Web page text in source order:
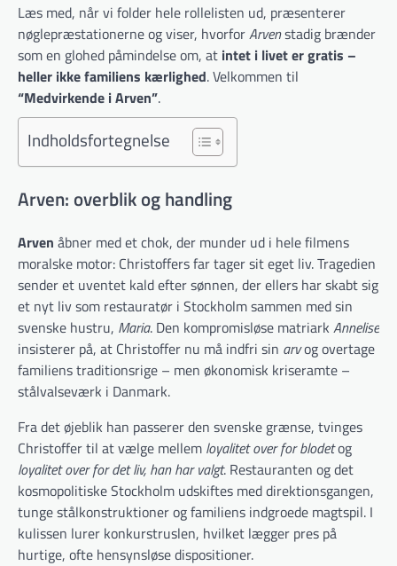
Læs med, når vi folder hele rollelisten ud, præsenterer
nøglepræstationerne og viser, hvorforArvenstadig brænder
som en glohed påmindelse om, at intet i livet er gratis –
heller ikke familiens kærlighed. Velkommen til
“Medvirkende i Arven”.
Indholdsfortegnelse
Arven: overblik og handling
Arven åbner med et chok, der munder ud i hele filmens
moralske motor: Christoffers far tager sit eget liv. Tragedien
sender et uventet kald efter sønnen, der ellers har skabt sig
et nyt liv som restauratør i Stockholm sammen med sin
svenske hustru, Maria. Den kompromisløse matriark Annelise
insisterer på, at Christoffer nu må indfri sin arvog overtage
familiens traditionsrige – men økonomisk kriseramte –
stålvalseværk i Danmark.
Fra det øjeblik han passerer den svenske grænse, tvinges
Christoffer til at vælge mellem loyalitet over for blodetog
loyalitet over for det liv, han har valgt. Restauranten og det
kosmopolitiske Stockholm udskiftes med direktionsgangen,
tunge stålkonstruktioner og familiens indgroede magtspil. I
kulissen lurer konkurstruslen, hvilket lægger pres på
hurtige, ofte hensynsløse dispositioner.